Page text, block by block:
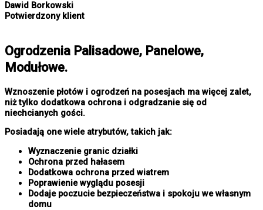
Dawid Borkowski
Potwierdzony klient
Ogrodzenia Palisadowe, Panelowe,
Modułowe.
Wznoszenie płotów i ogrodzeń na posesjach ma więcej zalet,
niż tylko dodatkowa ochrona i odgradzanie się od
niechcianych gości.
Posiadają one wiele atrybutów, takich jak:
Wyznaczenie granic działki
Ochrona przed hałasem
Dodatkowa ochrona przed wiatrem
Poprawienie wyglądu posesji
Dodaje poczucie bezpieczeństwa i spokoju we własnym
domu